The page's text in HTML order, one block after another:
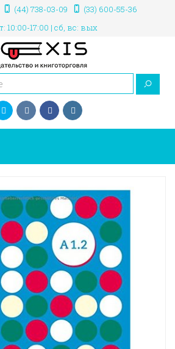
(44) 738-03-09
(33) 600-55-36
10:00-17:00 | сб, вс: вых